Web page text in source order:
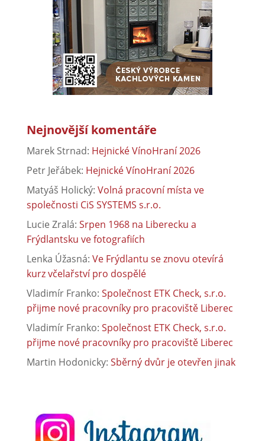
Nejnovější komentáře
Marek Strnad: Hejnické VínoHraní 2026
Petr Jeřábek: Hejnické VínoHraní 2026
Matyáš Holický: Volná pracovní místa ve
společnosti CiS SYSTEMS s.r.o.
Lucie Zralá: Srpen 1968 na Liberecku a
Frýdlantsku ve fotografiích
Lenka Úžasná: Ve Frýdlantu se znovu otevírá
kurz včelařství pro dospělé
Vladimír Franko: Společnost ETK Check, s.r.o.
přijme nové pracovníky pro pracoviště Liberec
Vladimír Franko: Společnost ETK Check, s.r.o.
přijme nové pracovníky pro pracoviště Liberec
Martin Hodonicky: Sběrný dvůr je otevřen jinak